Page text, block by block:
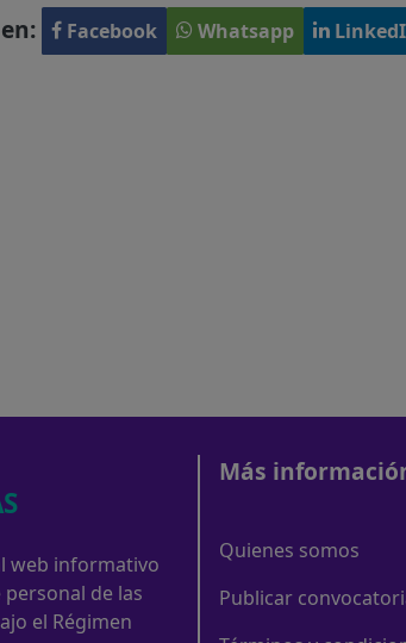
Facebook Whatsapp
web informativo
de las
el Régimen
Más
Quienes somos
Publicar